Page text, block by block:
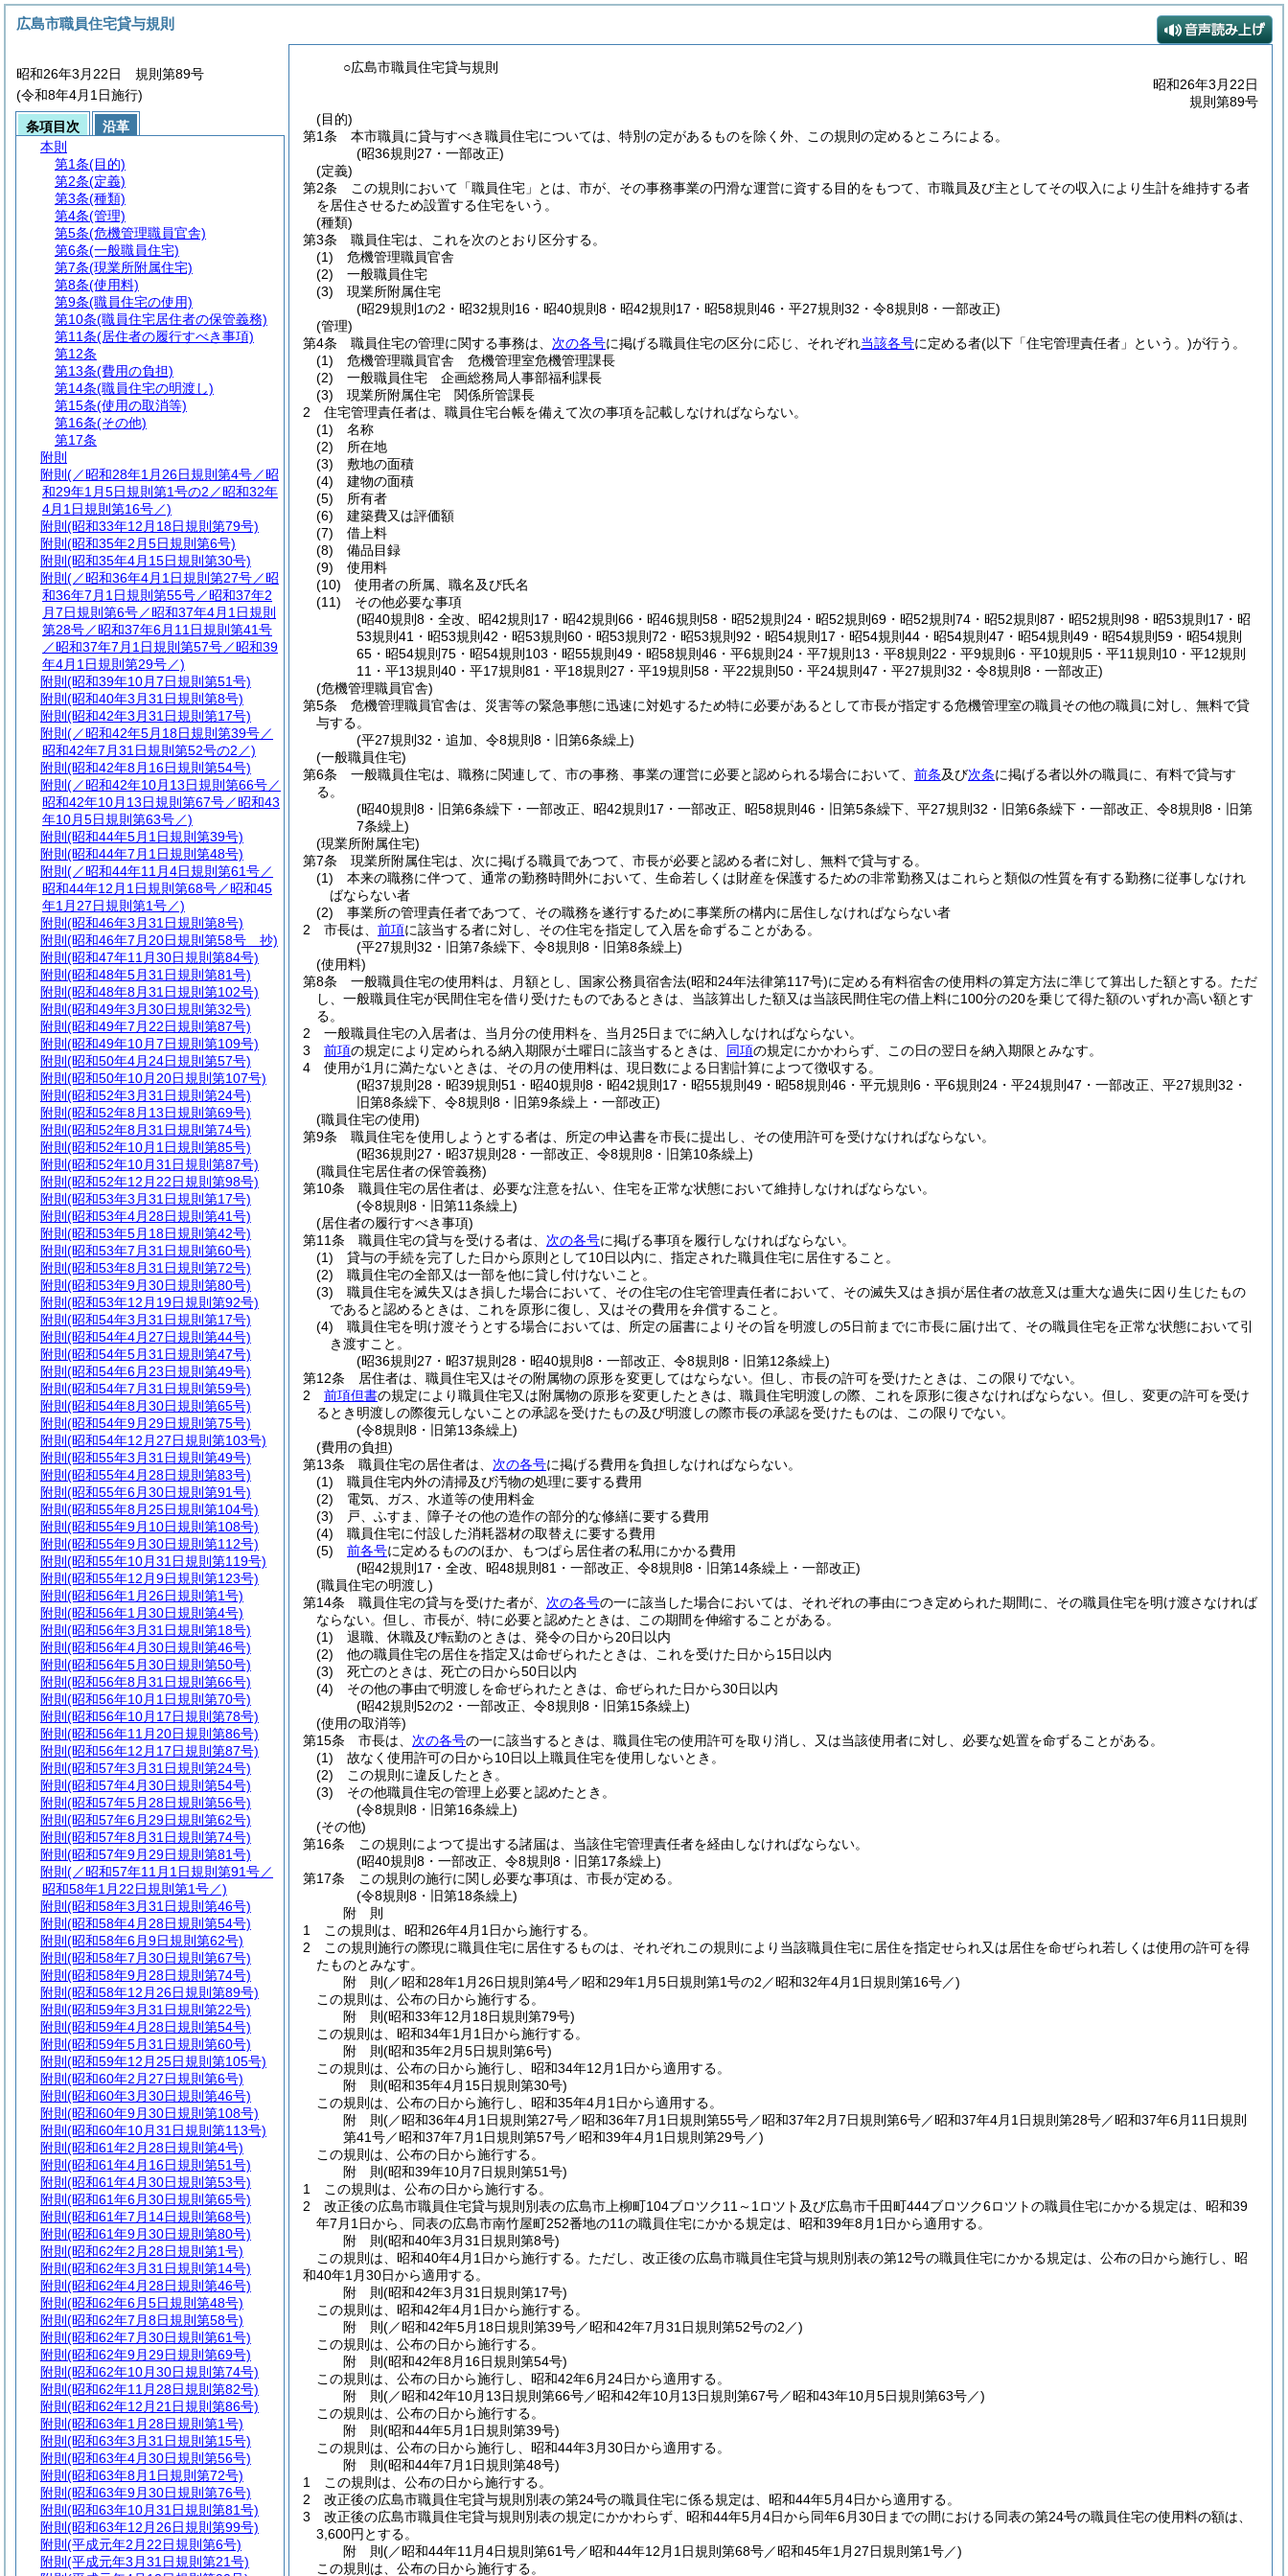
○広島市職員住宅貸与規則
昭和26年3月22日
規則第89号
(目的)
第1条
本市職員に貸与すべき職員住宅については、特別の定があるものを除く外、この規則の定めるところによる。
(昭36規則27・一部改正)
(定義)
第2条
この規則において「職員住宅」とは、市が、その事務事業の円滑な運営に資する目的をもつて、市職員及び主としてその収入により生計を維持する者
を居住させるため設置する住宅をいう。
(種類)
第3条
職員住宅は、これを次のとおり区分する。
(1)
危機管理職員官舎
(2)
一般職員住宅
(3)
現業所附属住宅
(昭29規則1の2・昭32規則16・昭40規則8・昭42規則17・昭58規則46・平27規則32・令8規則8・一部改正)
(管理)
第4条
職員住宅の管理に関する事務は、 次の各号に掲げる職員住宅の区分に応じ、それぞれ当該各号に定める者(以下「住宅管理責任者」という。)が行う。
(1)
危機管理職員官舎 危機管理室危機管理課長
(2)
一般職員住宅 企画総務局人事部福利課長
(3)
現業所附属住宅 関係所管課長
2
住宅管理責任者は、職員住宅台帳を備えて次の事項を記載しなければならない。
(1)
名称
(2)
所在地
(3)
敷地の面積
(4)
建物の面積
(5)
所有者
(6)
建築費又は評価額
(7)
借上料
(8)
備品目録
(9)
使用料
(10)
使用者の所属、職名及び氏名
(11)
その他必要な事項
(昭40規則8・全改、昭42規則17・昭42規則66・昭46規則58・昭52規則24・昭52規則69・昭52規則74・昭52規則87・昭52規則98・昭53規則17・昭
53規則41・昭53規則42・昭53規則60・昭53規則72・昭53規則92・昭54規則17・昭54規則44・昭54規則47・昭54規則49・昭54規則59・昭54規則
65・昭54規則75・昭54規則103・昭55規則49・昭58規則46・平6規則24・平7規則13・平8規則22・平9規則6・平10規則5・平11規則10・平12規則
11・平13規則40・平17規則81・平18規則27・平19規則58・平22規則50・平24規則47・平27規則32・令8規則8・一部改正)
(危機管理職員官舎)
第5条
危機管理職員官舎は、災害等の緊急事態に迅速に対処するため特に必要があるとして市長が指定する危機管理室の職員その他の職員に対し、無料で貸
与する。
(平27規則32・追加、令8規則8・旧第6条繰上)
(一般職員住宅)
第6条
一般職員住宅は、職務に関連して、市の事務、事業の運営に必要と認められる場合において、 前条及び次条に掲げる者以外の職員に、有料で貸与す
る。
(昭40規則8・旧第6条繰下・一部改正、昭42規則17・一部改正、昭58規則46・旧第5条繰下、平27規則32・旧第6条繰下・一部改正、令8規則8・旧第
7条繰上)
(現業所附属住宅)
第7条
現業所附属住宅は、次に掲げる職員であつて、市長が必要と認める者に対し、無料で貸与する。
(1)
本来の職務に伴つて、通常の勤務時間外において、生命若しくは財産を保護するための非常勤務又はこれらと類似の性質を有する勤務に従事しなけれ
ばならない者
(2)
事業所の管理責任者であつて、その職務を遂行するために事業所の構内に居住しなければならない者
2
市長は、 前項に該当する者に対し、その住宅を指定して入居を命ずることがある。
(平27規則32・旧第7条繰下、令8規則8・旧第8条繰上)
(使用料)
第8条
一般職員住宅の使用料は、月額とし、国家公務員宿舎法(昭和24年法律第117号)に定める有料宿舎の使用料の算定方法に準じて算出した額とする。 ただ
し、一般職員住宅が民間住宅を借り受けたものであるときは、当該算出した額又は当該民間住宅の借上料に100分の20を乗じて得た額のいずれか高い額とす
る。
2
一般職員住宅の入居者は、当月分の使用料を、当月25日までに納入しなければならない。
3
前項の規定により定められる納入期限が土曜日に該当するときは、 同項の規定にかかわらず、この日の翌日を納入期限とみなす。
4
使用が1月に満たないときは、その月の使用料は、現日数による日割計算によつて徴収する。
(昭37規則28・昭39規則51・昭40規則8・昭42規則17・昭55規則49・昭58規則46・平元規則6・平6規則24・平24規則47・一部改正、平27規則32・
旧第8条繰下、令8規則8・旧第9条繰上・一部改正)
(職員住宅の使用)
第9条
職員住宅を使用しようとする者は、所定の申込書を市長に提出し、その使用許可を受けなければならない。
(昭36規則27・昭37規則28・一部改正、令8規則8・旧第10条繰上)
(職員住宅居住者の保管義務)
第10条
職員住宅の居住者は、必要な注意を払い、住宅を正常な状態において維持しなければならない。
(令8規則8・旧第11条繰上)
(居住者の履行すべき事項)
第11条
職員住宅の貸与を受ける者は、 次の各号に掲げる事項を履行しなければならない。
(1)
貸与の手続を完了した日から原則として10日以内に、指定された職員住宅に居住すること。
(2)
職員住宅の全部又は一部を他に貸し付けないこと。
(3)
職員住宅を滅失又はき損した場合において、その住宅の住宅管理責任者において、その滅失又はき損が居住者の故意又は重大な過失に因り生じたもの
であると認めるときは、これを原形に復し、又はその費用を弁償すること。
(4)
職員住宅を明け渡そうとする場合においては、所定の届書によりその旨を明渡しの5日前までに市長に届け出て、その職員住宅を正常な状態において引
き渡すこと。
(昭36規則27・昭37規則28・昭40規則8・一部改正、令8規則8・旧第12条繰上)
第12条
居住者は、職員住宅又はその附属物の原形を変更してはならない。 但し、市長の許可を受けたときは、この限りでない。
2
前項但書の規定により職員住宅又は附属物の原形を変更したときは、職員住宅明渡しの際、これを原形に復さなければならない。 但し、変更の許可を受け
るとき明渡しの際復元しないことの承認を受けたもの及び明渡しの際市長の承認を受けたものは、この限りでない。
(令8規則8・旧第13条繰上)
(費用の負担)
第13条
職員住宅の居住者は、 次の各号に掲げる費用を負担しなければならない。
(1)
職員住宅内外の清掃及び汚物の処理に要する費用
(2)
電気、ガス、水道等の使用料金
(3)
戸、ふすま、障子その他の造作の部分的な修繕に要する費用
(4)
職員住宅に付設した消耗器材の取替えに要する費用
(5)
前各号に定めるもののほか、もつぱら居住者の私用にかかる費用
(昭42規則17・全改、昭48規則81・一部改正、令8規則8・旧第14条繰上・一部改正)
(職員住宅の明渡し)
第14条
職員住宅の貸与を受けた者が、 次の各号の一に該当した場合においては、それぞれの事由につき定められた期間に、その職員住宅を明け渡さなければ
ならない。 但し、市長が、特に必要と認めたときは、この期間を伸縮することがある。
(1)
退職、休職及び転勤のときは、発令の日から20日以内
(2)
他の職員住宅の居住を指定又は命ぜられたときは、これを受けた日から15日以内
(3)
死亡のときは、死亡の日から50日以内
(4)
その他の事由で明渡しを命ぜられたときは、命ぜられた日から30日以内
(昭42規則52の2・一部改正、令8規則8・旧第15条繰上)
(使用の取消等)
第15条
市長は、 次の各号の一に該当するときは、職員住宅の使用許可を取り消し、又は当該使用者に対し、必要な処置を命ずることがある。
(1)
故なく使用許可の日から10日以上職員住宅を使用しないとき。
(2)
この規則に違反したとき。
(3)
その他職員住宅の管理上必要と認めたとき。
(令8規則8・旧第16条繰上)
(その他)
第16条
この規則によつて提出する諸届は、当該住宅管理責任者を経由しなければならない。
(昭40規則8・一部改正、令8規則8・旧第17条繰上)
第17条
この規則の施行に関し必要な事項は、市長が定める。
(令8規則8・旧第18条繰上)
附 則
1
この規則は、昭和26年4月1日から施行する。
2
この規則施行の際現に職員住宅に居住するものは、それぞれこの規則により当該職員住宅に居住を指定せられ又は居住を命ぜられ若しくは使用の許可を得
たものとみなす。
附 則(／昭和28年1月26日規則第4号／昭和29年1月5日規則第1号の2／昭和32年4月1日規則第16号／)
この規則は、公布の日から施行する。
附 則(昭和33年12月18日規則第79号)
この規則は、昭和34年1月1日から施行する。
附 則(昭和35年2月5日規則第6号)
この規則は、公布の日から施行し、昭和34年12月1日から適用する。
附 則(昭和35年4月15日規則第30号)
この規則は、公布の日から施行し、昭和35年4月1日から適用する。
附 則(／昭和36年4月1日規則第27号／昭和36年7月1日規則第55号／昭和37年2月7日規則第6号／昭和37年4月1日規則第28号／昭和37年6月11日規則
第41号／昭和37年7月1日規則第57号／昭和39年4月1日規則第29号／)
この規則は、公布の日から施行する。
附 則(昭和39年10月7日規則第51号)
1
この規則は、公布の日から施行する。
2
改正後の広島市職員住宅貸与規則別表の広島市上柳町104ブロツク11～1ロツト及び広島市千田町444ブロツク6ロツトの職員住宅にかかる規定は、昭和39
年7月1日から、同表の広島市南竹屋町252番地の11の職員住宅にかかる規定は、昭和39年8月1日から適用する。
附 則(昭和40年3月31日規則第8号)
この規則は、昭和40年4月1日から施行する。 ただし、改正後の広島市職員住宅貸与規則別表の第12号の職員住宅にかかる規定は、公布の日から施行し、昭
和40年1月30日から適用する。
附 則(昭和42年3月31日規則第17号)
この規則は、昭和42年4月1日から施行する。
附 則(／昭和42年5月18日規則第39号／昭和42年7月31日規則第52号の2／)
この規則は、公布の日から施行する。
附 則(昭和42年8月16日規則第54号)
この規則は、公布の日から施行し、昭和42年6月24日から適用する。
附 則(／昭和42年10月13日規則第66号／昭和42年10月13日規則第67号／昭和43年10月5日規則第63号／)
この規則は、公布の日から施行する。
附 則(昭和44年5月1日規則第39号)
この規則は、公布の日から施行し、昭和44年3月30日から適用する。
附 則(昭和44年7月1日規則第48号)
1
この規則は、公布の日から施行する。
2
改正後の広島市職員住宅貸与規則別表の第24号の職員住宅に係る規定は、昭和44年5月4日から適用する。
3
改正後の広島市職員住宅貸与規則別表の規定にかかわらず、昭和44年5月4日から同年6月30日までの間における同表の第24号の職員住宅の使用料の額は、
3,600円とする。
附 則(／昭和44年11月4日規則第61号／昭和44年12月1日規則第68号／昭和45年1月27日規則第1号／)
この規則は、公布の日から施行する。
広島市職員住宅貸与規則
昭和26年3月22日 規則第89号
(令和8年4月1日施行)
条項目次
沿革
本則
第1条(目的)
第2条(定義)
第3条(種類)
第4条(管理)
第5条(危機管理職員官舎)
第6条(一般職員住宅)
第7条(現業所附属住宅)
第8条(使用料)
第9条(職員住宅の使用)
第10条(職員住宅居住者の保管義務)
第11条(居住者の履行すべき事項)
第12条
第13条(費用の負担)
第14条(職員住宅の明渡し)
第15条(使用の取消等)
第16条(その他)
第17条
附則
附則 (／昭和28年1月26日規則第4号／昭
和29年1月5日規則第1号の2／昭和32年
4月1日規則第16号／)
附則 (昭和33年12月18日規則第79号)
附則 (昭和35年2月5日規則第6号)
附則 (昭和35年4月15日規則第30号)
附則 (／昭和36年4月1日規則第27号／昭
和36年7月1日規則第55号／昭和37年2
月7日規則第6号／昭和37年4月1日規則
第28号／昭和37年6月11日規則第41号
／昭和37年7月1日規則第57号／昭和39
年4月1日規則第29号／)
附則 (昭和39年10月7日規則第51号)
附則 (昭和40年3月31日規則第8号)
附則 (昭和42年3月31日規則第17号)
附則 (／昭和42年5月18日規則第39号／
昭和42年7月31日規則第52号の2／)
附則 (昭和42年8月16日規則第54号)
附則 (／昭和42年10月13日規則第66号／
昭和42年10月13日規則第67号／昭和43
年10月5日規則第63号／)
附則 (昭和44年5月1日規則第39号)
附則 (昭和44年7月1日規則第48号)
附則 (／昭和44年11月4日規則第61号／
昭和44年12月1日規則第68号／昭和45
年1月27日規則第1号／)
附則 (昭和46年3月31日規則第8号)
附則 (昭和46年7月20日規則第58号 抄)
附則 (昭和47年11月30日規則第84号)
附則 (昭和48年5月31日規則第81号)
附則 (昭和48年8月31日規則第102号)
附則 (昭和49年3月30日規則第32号)
附則 (昭和49年7月22日規則第87号)
附則 (昭和49年10月7日規則第109号)
附則 (昭和50年4月24日規則第57号)
附則 (昭和50年10月20日規則第107号)
附則 (昭和52年3月31日規則第24号)
附則 (昭和52年8月13日規則第69号)
附則 (昭和52年8月31日規則第74号)
附則 (昭和52年10月1日規則第85号)
附則 (昭和52年10月31日規則第87号)
附則 (昭和52年12月22日規則第98号)
附則 (昭和53年3月31日規則第17号)
附則 (昭和53年4月28日規則第41号)
附則 (昭和53年5月18日規則第42号)
附則 (昭和53年7月31日規則第60号)
附則 (昭和53年8月31日規則第72号)
附則 (昭和53年9月30日規則第80号)
附則 (昭和53年12月19日規則第92号)
附則 (昭和54年3月31日規則第17号)
附則 (昭和54年4月27日規則第44号)
附則 (昭和54年5月31日規則第47号)
附則 (昭和54年6月23日規則第49号)
附則 (昭和54年7月31日規則第59号)
附則 (昭和54年8月30日規則第65号)
附則 (昭和54年9月29日規則第75号)
附則 (昭和54年12月27日規則第103号)
附則 (昭和55年3月31日規則第49号)
附則 (昭和55年4月28日規則第83号)
附則 (昭和55年6月30日規則第91号)
附則 (昭和55年8月25日規則第104号)
附則 (昭和55年9月10日規則第108号)
附則 (昭和55年9月30日規則第112号)
附則 (昭和55年10月31日規則第119号)
附則 (昭和55年12月9日規則第123号)
附則 (昭和56年1月26日規則第1号)
附則 (昭和56年1月30日規則第4号)
附則 (昭和56年3月31日規則第18号)
附則 (昭和56年4月30日規則第46号)
附則 (昭和56年5月30日規則第50号)
附則 (昭和56年8月31日規則第66号)
附則 (昭和56年10月1日規則第70号)
附則 (昭和56年10月17日規則第78号)
附則 (昭和56年11月20日規則第86号)
附則 (昭和56年12月17日規則第87号)
附則 (昭和57年3月31日規則第24号)
附則 (昭和57年4月30日規則第54号)
附則 (昭和57年5月28日規則第56号)
附則 (昭和57年6月29日規則第62号)
附則 (昭和57年8月31日規則第74号)
附則 (昭和57年9月29日規則第81号)
附則 (／昭和57年11月1日規則第91号／
昭和58年1月22日規則第1号／)
附則 (昭和58年3月31日規則第46号)
附則 (昭和58年4月28日規則第54号)
附則 (昭和58年6月9日規則第62号)
附則 (昭和58年7月30日規則第67号)
附則 (昭和58年9月28日規則第74号)
附則 (昭和58年12月26日規則第89号)
附則 (昭和59年3月31日規則第22号)
附則 (昭和59年4月28日規則第54号)
附則 (昭和59年5月31日規則第60号)
附則 (昭和59年12月25日規則第105号)
附則 (昭和60年2月27日規則第6号)
附則 (昭和60年3月30日規則第46号)
附則 (昭和60年9月30日規則第108号)
附則 (昭和60年10月31日規則第113号)
附則 (昭和61年2月28日規則第4号)
附則 (昭和61年4月16日規則第51号)
附則 (昭和61年4月30日規則第53号)
附則 (昭和61年6月30日規則第65号)
附則 (昭和61年7月14日規則第68号)
附則 (昭和61年9月30日規則第80号)
附則 (昭和62年2月28日規則第1号)
附則 (昭和62年3月31日規則第14号)
附則 (昭和62年4月28日規則第46号)
附則 (昭和62年6月5日規則第48号)
附則 (昭和62年7月8日規則第58号)
附則 (昭和62年7月30日規則第61号)
附則 (昭和62年9月29日規則第69号)
附則 (昭和62年10月30日規則第74号)
附則 (昭和62年11月28日規則第82号)
附則 (昭和62年12月21日規則第86号)
附則 (昭和63年1月28日規則第1号)
附則 (昭和63年3月31日規則第15号)
附則 (昭和63年4月30日規則第56号)
附則 (昭和63年8月1日規則第72号)
附則 (昭和63年9月30日規則第76号)
附則 (昭和63年10月31日規則第81号)
附則 (昭和63年12月26日規則第99号)
附則 (平成元年2月22日規則第6号)
附則 (平成元年3月31日規則第21号)